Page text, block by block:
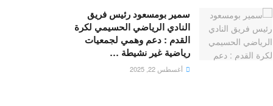
سمير بومسعود رئيس فريق
النادي الرياضي الحسيمي لكرة
القدم : دعم وهمي لجمعيات
رياضية غير نشيطة …
أغسطس 22, 2025